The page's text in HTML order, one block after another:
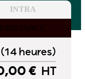
INTRA
DISTANCE
heures)
€ HT